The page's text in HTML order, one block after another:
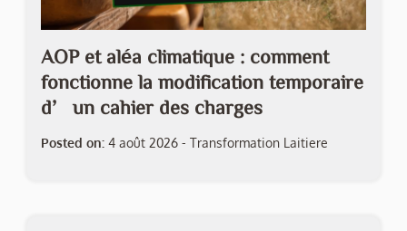
AOP et aléa climatique : comment
fonctionne la modification temporaire
d’un cahier des charges
Posted on: 4 août 2026 - Transformation Laitiere